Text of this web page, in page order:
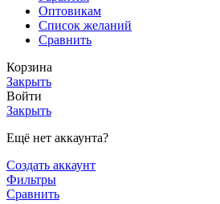
Оптовикам
Список желаний
Сравнить
Корзина
Закрыть
Войти
Закрыть
Ещё нет аккаунта?
Создать аккаунт
Фильтры
Сравнить